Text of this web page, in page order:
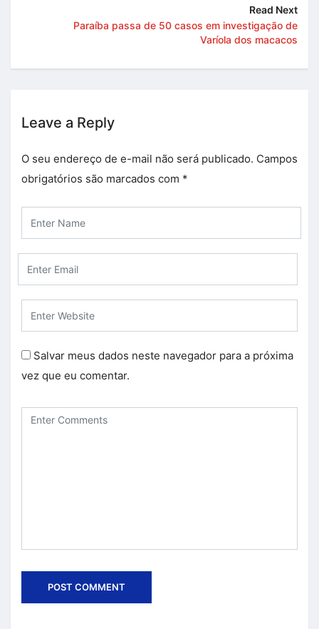
Read Next
Paraíba passa de 50 casos em investigação de
Varíola dos macacos
Leave a Reply
O seu endereço de e-mail não será publicado. Campos
obrigatórios são marcados com *
Salvar meus dados neste navegador para a próxima
vez que eu comentar.